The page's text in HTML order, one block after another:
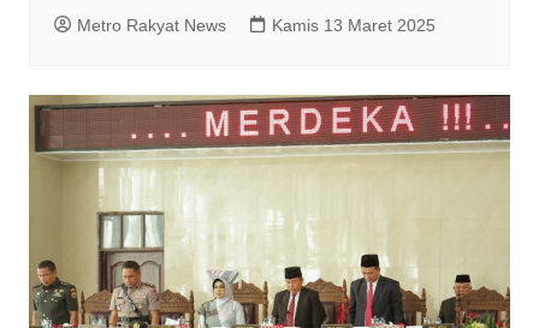
Metro Rakyat News Kamis 13 Maret 2025